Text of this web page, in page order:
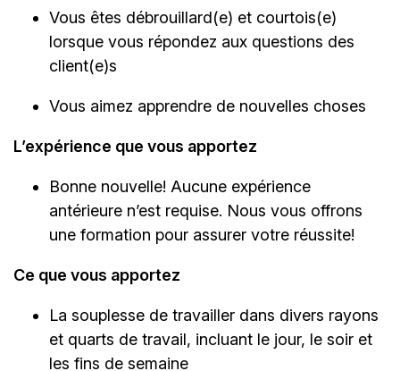
Vous êtes débrouillard(e) et courtois(e)
lorsque vous répondez aux questions des
client(e)s
Vous aimez apprendre de nouvelles choses
L’expérience que vous apportez
Bonne nouvelle! Aucune expérience
antérieure n’est requise. Nous vous offrons
une formation pour assurer votre réussite!
Ce que vous apportez
La souplesse de travailler dans divers rayons
et quarts de travail, incluant le jour, le soir et
les fins de semaine